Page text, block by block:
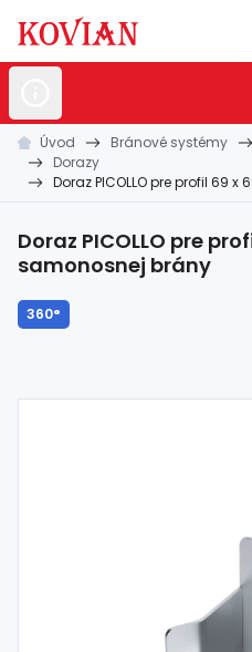
Nerezovépolotovary
Hliníkovépolotovary
Kované polotovary
madlá
Bránové
Úvod Bránové systémy
Dorazy
Doraz PICOLLO pre profil 69
Doraz PICOLLO pre
samonosnej brány
360°